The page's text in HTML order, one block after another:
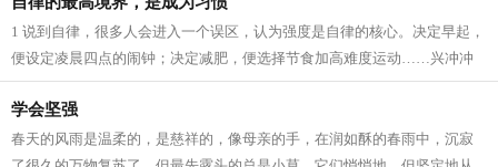
1 说到自律，很多人会进入一个误区，认为强度是自律的核心。决定早起，
便设定凌晨四点的闹钟；决定减肥，便选择节食加高难度运动……兴冲冲
立目标，却因为强度太大，内心已有...
学会坚强
春天的风雨是温柔的，是慈祥的，像母亲的手，在润如酥的春雨中，沉寂